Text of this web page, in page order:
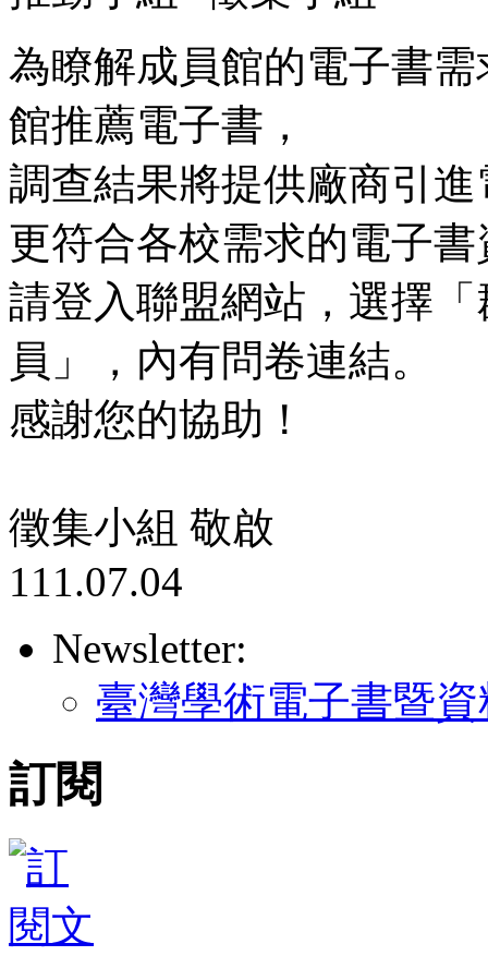
為瞭解成員館的電子書
館推薦電子書，
調查結果將提供廠商引
更符合各校需求的電子書
請登入聯盟網站，選擇
員」，內有問卷連結。
感謝您的協助！
徵集小組 敬啟
111.07.04
Newsletter:
臺灣學術電子書暨
訂閱